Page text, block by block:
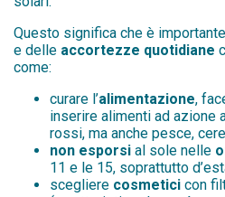
Questo significa che è
e delle accortezze quotidiane
come:
curare l’alimentazione,
inserire alimenti ad azione
rossi, ma anche pesce,
non esporsi al sole nelle
11 e le 15, soprattutto
scegliere cosmetici con